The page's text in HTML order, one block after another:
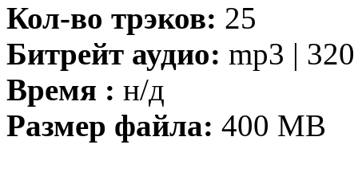
Кол-во трэков: 25
Битрейт аудио: mp3 |
Время : н/д
Размер файла: 400 MB